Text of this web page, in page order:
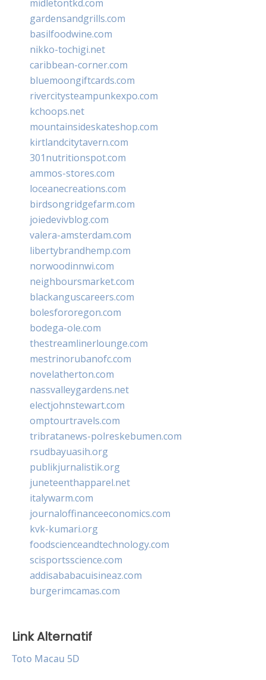
midletontkd.com
gardensandgrills.com
basilfoodwine.com
nikko-tochigi.net
caribbean-corner.com
bluemoongiftcards.com
rivercitysteampunkexpo.com
kchoops.net
mountainsideskateshop.com
kirtlandcitytavern.com
301nutritionspot.com
ammos-stores.com
loceanecreations.com
birdsongridgefarm.com
joiedevivblog.com
valera-amsterdam.com
libertybrandhemp.com
norwoodinnwi.com
neighboursmarket.com
blackanguscareers.com
bolesfororegon.com
bodega-ole.com
thestreamlinerlounge.com
mestrinorubanofc.com
novelatherton.com
nassvalleygardens.net
electjohnstewart.com
omptourtravels.com
tribratanews-polreskebumen.com
rsudbayuasih.org
publikjurnalistik.org
juneteenthapparel.net
italywarm.com
journaloffinanceeconomics.com
kvk-kumari.org
foodscienceandtechnology.com
scisportsscience.com
addisababacuisineaz.com
burgerimcamas.com
Link Alternatif
Toto Macau 5D